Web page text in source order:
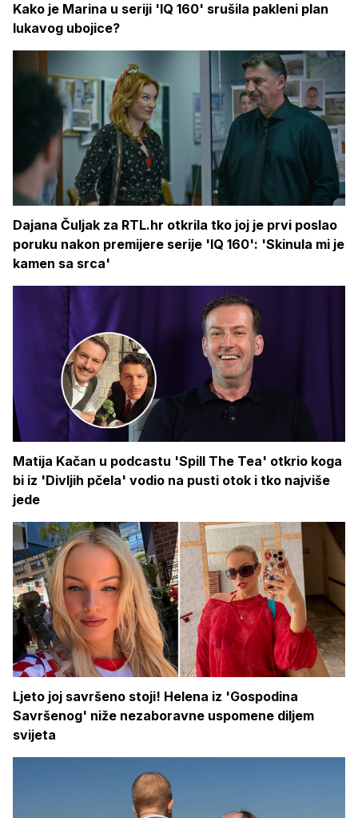
Kako je Marina u seriji 'IQ 160' srušila pakleni plan
lukavog ubojice?
Dajana Čuljak za RTL.hr otkrila tko joj je prvi poslao
poruku nakon premijere serije 'IQ 160': 'Skinula mi je
kamen sa srca'
Matija Kačan u podcastu 'Spill The Tea' otkrio koga
bi iz 'Divljih pčela' vodio na pusti otok i tko najviše
jede
Ljeto joj savršeno stoji! Helena iz 'Gospodina
Savršenog' niže nezaboravne uspomene diljem
svijeta